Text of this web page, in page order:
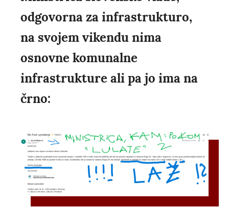
odgovorna za infrastrukturo,
na svojem vikendu nima
osnovne komunalne
infrastrukture ali pa jo ima na
črno: